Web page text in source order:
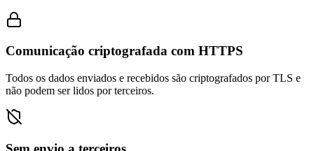
Comunicação criptografada com HTTPS
Todos os dados enviados e recebidos são criptografados por TLS e
não podem ser lidos por terceiros.